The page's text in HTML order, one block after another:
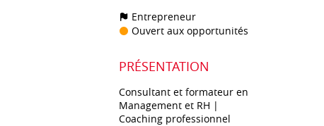
Entrepreneur
Ouvert aux opportunités
PRÉSENTATION
Consultant et formateur en
Management et RH |
Coaching professionnel